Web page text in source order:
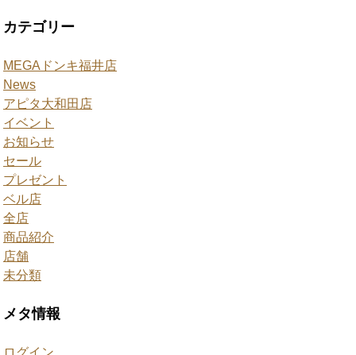
カテゴリー
MEGAドンキ福井店
News
アピタ大和田店
イベント
お知らせ
セール
プレゼント
ベル店
全店
商品紹介
店舗
未分類
メタ情報
ログイン